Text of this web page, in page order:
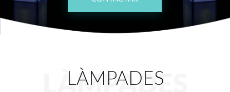
Blog
LÀMPADES
LÀMPADES